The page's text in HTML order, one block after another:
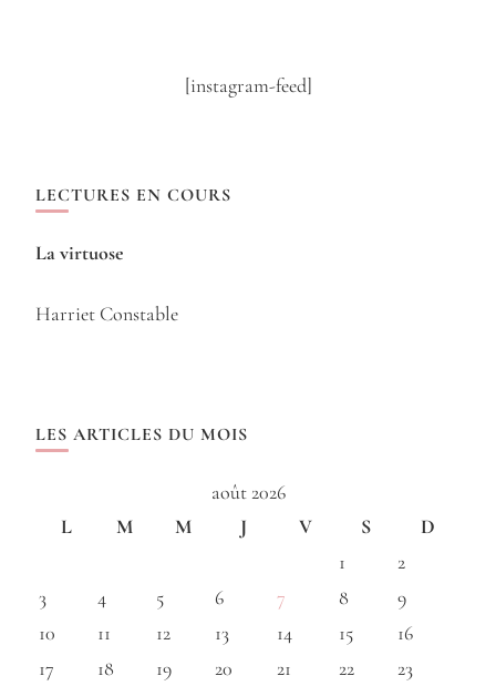
[instagram-feed]
LECTURES EN COURS
La virtuose
Harriet Constable
LES ARTICLES DU MOIS
août 2026
L
M M J V S
D
1
2
3
4 5 6 7 8
9
10
11 12 13 14 15
16
17
18 19 20 21 22
23